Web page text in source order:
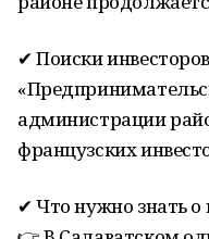
✔ Поиски
администрации
французских
✔ Что нужно знать о